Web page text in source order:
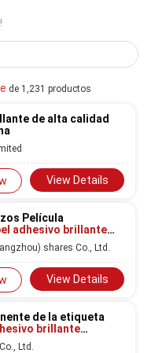
de 1,231 productos
de alta calidad
View Details
Película
adhesivo brillante
shares Co., Ltd.
View Details
de la etiqueta
brillante
Ltd.